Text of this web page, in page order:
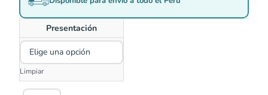
Presentación
Limpiar